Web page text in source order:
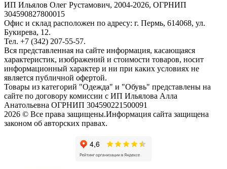
ИП Ильялов Олег Рустамович, 2004-2026, ОГРНИП
304590827800015
Офис и склад расположен по адресу: г. Пермь, 614068, ул.
Букирева, 12.
Тел. +7 (342) 207-55-57.
Вся представленная на сайте информация, касающаяся
характеристик, изображений и стоимости товаров, носит
информационный характер и ни при каких условиях не
является публичной офертой.
Товары из категорий "Одежда" и "Обувь" представлены на
сайте по договору комиссии с ИП Ильялова Алла
Анатольевна ОГРНИП 304590221500091
2026 © Все права защищены.Информация сайта защищена
законом об авторских правах.